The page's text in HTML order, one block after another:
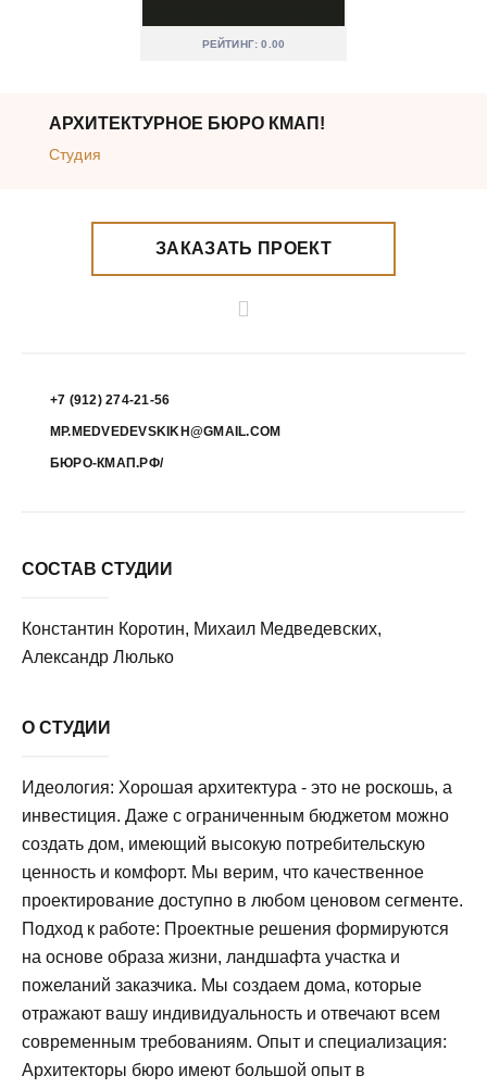
РЕЙТИНГ: 0.00
АРХИТЕКТУРНОЕ БЮРО КМАП!
Студия
ЗАКАЗАТЬ ПРОЕКТ
+7 (912) 274-21-56
MP.MEDVEDEVSKIKH@GMAIL.COM
БЮРО-КМАП.РФ/
СОСТАВ СТУДИИ
Константин Коротин, Михаил Медведевских,
Александр Люлько
О СТУДИИ
Идеология: Хорошая архитектура - это не роскошь, а
инвестиция. Даже с ограниченным бюджетом можно
создать дом, имеющий высокую потребительскую
ценность и комфорт. Мы верим, что качественное
проектирование доступно в любом ценовом сегменте.
Подход к работе: Проектные решения формируются
на основе образа жизни, ландшафта участка и
пожеланий заказчика. Мы создаем дома, которые
отражают вашу индивидуальность и отвечают всем
современным требованиям. Опыт и специализация:
Архитекторы бюро имеют большой опыт в